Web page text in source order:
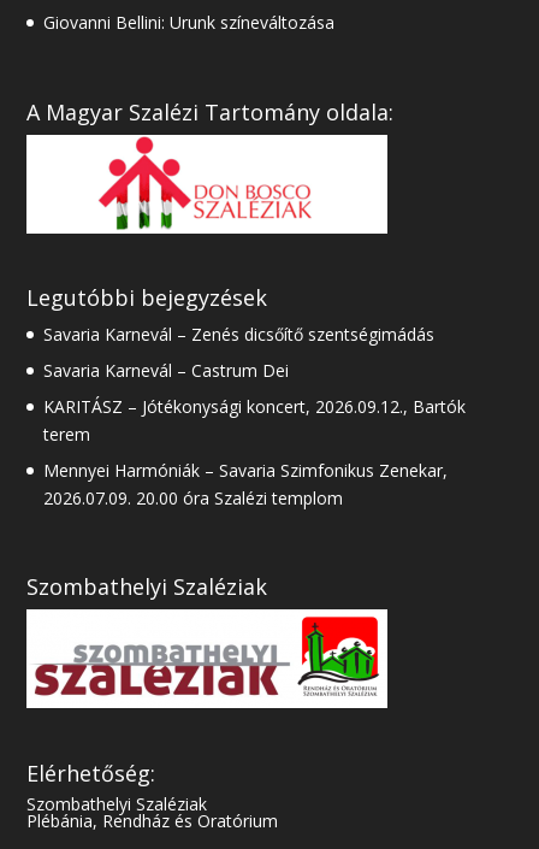
Giovanni Bellini: Urunk színeváltozása
A Magyar Szalézi Tartomány oldala:
Legutóbbi bejegyzések
Savaria Karnevál – Zenés dicsőítő szentségimádás
Savaria Karnevál – Castrum Dei
KARITÁSZ – Jótékonysági koncert, 2026.09.12., Bartók
terem
Mennyei Harmóniák – Savaria Szimfonikus Zenekar,
2026.07.09. 20.00 óra Szalézi templom
Szombathelyi Szaléziak
Elérhetőség:
Szombathelyi Szaléziak
Plébánia, Rendház és Oratórium